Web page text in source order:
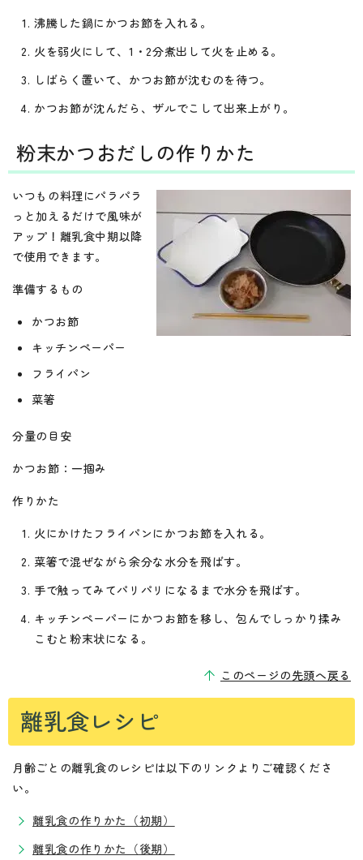
沸騰した鍋にかつお節を入れる。
火を弱火にして、1・2分煮出して火を止める。
しばらく置いて、かつお節が沈むのを待つ。
かつお節が沈んだら、ザルでこして出来上がり。
粉末かつおだしの作りかた
いつもの料理にパラパラ
っと加えるだけで風味が
アップ！離乳食中期以降
で使用できます。
準備するもの
かつお節
キッチンペーパー
フライパン
菜箸
分量の目安
かつお節：一掴み
作りかた
火にかけたフライパンにかつお節を入れる。
菜箸で混ぜながら余分な水分を飛ばす。
手で触ってみてパリパリになるまで水分を飛ばす。
キッチンペーパーにかつお節を移し、包んでしっかり揉み
こむと粉末状になる。
このページの先頭へ戻る
離乳食レシピ
月齢ごとの離乳食のレシピは以下のリンクよりご確認くださ
い。
離乳食の作りかた（初期）
離乳食の作りかた（後期）